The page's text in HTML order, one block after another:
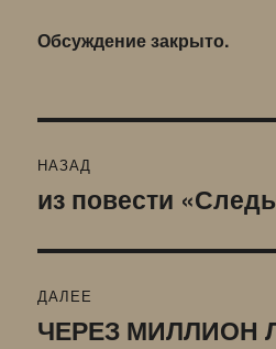
Обсуждение закрыто.
по
НАЗАД
Предыдущая
из повести
ДАЛЕЕ
Следующая
ЧЕРЕЗ МИЛЛИОН